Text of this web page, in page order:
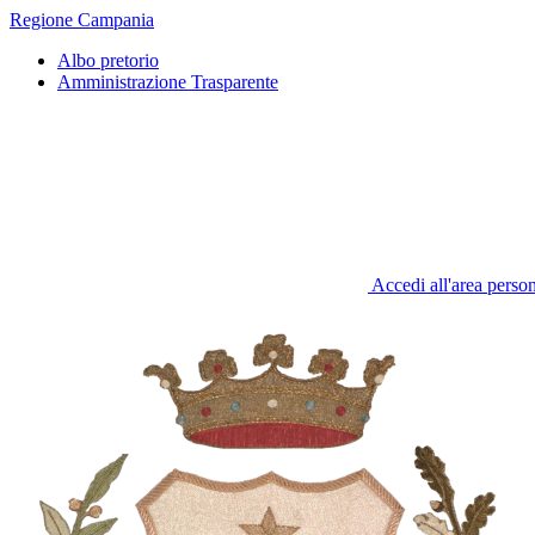
Regione Campania
Albo pretorio
Amministrazione Trasparente
Accedi all'area